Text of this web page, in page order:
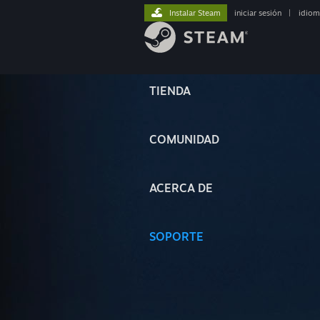
TIENDA
COMUNIDAD
ACERCA DE
SOPORTE
Instalar Steam iniciar sesión